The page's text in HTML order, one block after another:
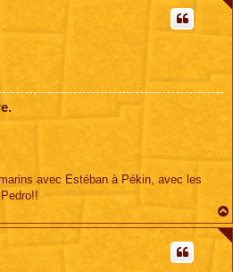
avec Estéban à Pékin, avec les